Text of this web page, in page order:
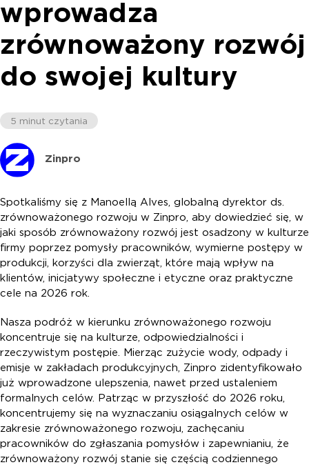
wprowadza
zrównoważony rozwój
do swojej kultury
5 minut czytania
Zinpro
Spotkaliśmy się z Manoellą Alves, globalną dyrektor ds.
zrównoważonego rozwoju w Zinpro, aby dowiedzieć się, w
jaki sposób zrównoważony rozwój jest osadzony w kulturze
firmy poprzez pomysły pracowników, wymierne postępy w
produkcji, korzyści dla zwierząt, które mają wpływ na
klientów, inicjatywy społeczne i etyczne oraz praktyczne
cele na 2026 rok.
Nasza podróż w kierunku zrównoważonego rozwoju
koncentruje się na kulturze, odpowiedzialności i
rzeczywistym postępie. Mierząc zużycie wody, odpady i
emisje w zakładach produkcyjnych, Zinpro zidentyfikowało
już wprowadzone ulepszenia, nawet przed ustaleniem
formalnych celów. Patrząc w przyszłość do 2026 roku,
koncentrujemy się na wyznaczaniu osiągalnych celów w
zakresie zrównoważonego rozwoju, zachęcaniu
pracowników do zgłaszania pomysłów i zapewnianiu, że
zrównoważony rozwój stanie się częścią codziennego